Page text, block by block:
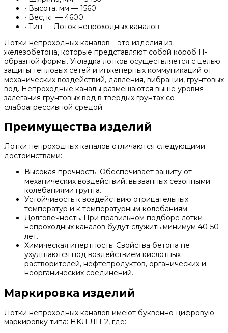
• Высота, мм — 1560
• Вес, кг — 4600
• Тип — Лоток непроходных каналов
Лотки непроходных каналов – это изделия из
железобетона, которые представляют собой короб П-
образной формы. Укладка лотков осуществляется с целью
защиты тепловых сетей и инженерных коммуникаций от
механических воздействий, давления, вибрации, грунтовых
вод. Непроходные каналы размещаются выше уровня
залегания грунтовых вод в твердых грунтах со
слабоагрессивной средой.
Преимущества изделий
Лотки непроходных каналов отличаются следующими
достоинствами:
Высокая прочность. Обеспечивает защиту от
механических воздействий, вызванных сезонными
колебаниями грунта.
Устойчивость к воздействию отрицательных
температур и к температурным колебаниям.
Долговечность. При правильном подборе лотки
непроходных каналов будут служить минимум 40-50
лет.
Химическая инертность. Свойства бетона не
ухудшаются под воздействием кислотных
растворителей, нефтепродуктов, органических и
неорганических соединений.
Маркировка изделий
Лотки непроходных каналов имеют буквенно-цифровую
маркировку типа: НКЛ ЛП-2, где: